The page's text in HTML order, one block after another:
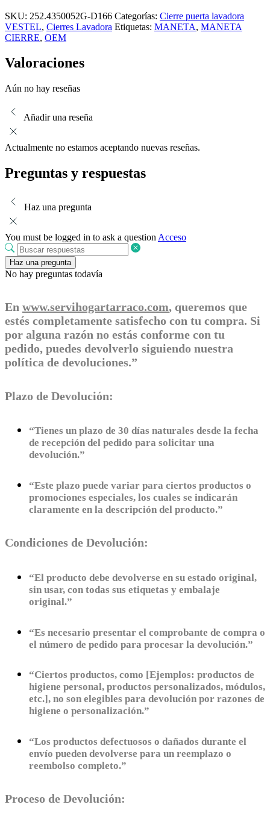
SKU: 252.4350052G-D166 Categorías: Cierre puerta lavadora
VESTEL, Cierres Lavadora Etiquetas: MANETA, MANETA
CIERRE, OEM
Valoraciones
Aún no hay reseñas
Añadir una reseña
Actualmente no estamos aceptando nuevas reseñas.
Preguntas y respuestas
Haz una pregunta
You must be logged in to ask a question Acceso
Haz una pregunta
No hay preguntas todavía
En www.servihogartarraco.com, queremos que
estés completamente satisfecho con tu compra. Si
por alguna razón no estás conforme con tu
pedido, puedes devolverlo siguiendo nuestra
política de devoluciones.”
Plazo de Devolución:
“Tienes un plazo de 30 días naturales desde la fecha
de recepción del pedido para solicitar una
devolución.”
“Este plazo puede variar para ciertos productos o
promociones especiales, los cuales se indicarán
claramente en la descripción del producto.”
Condiciones de Devolución:
“El producto debe devolverse en su estado original,
sin usar, con todas sus etiquetas y embalaje
original.”
“Es necesario presentar el comprobante de compra o
el número de pedido para procesar la devolución.”
“Ciertos productos, como [Ejemplos: productos de
higiene personal, productos personalizados, módulos,
etc.], no son elegibles para devolución por razones de
higiene o personalización.”
“Los productos defectuosos o dañados durante el
envío pueden devolverse para un reemplazo o
reembolso completo.”
Proceso de Devolución: